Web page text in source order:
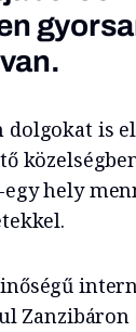
dolgokat is
egy hely
Zanzibáron